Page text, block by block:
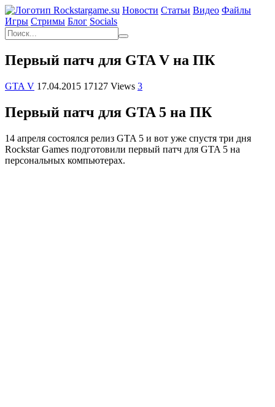
Новости Статьи Видео Файлы
Игры Cтримы Блог Socials
Первый патч для GTA V на ПК
GTA V 17.04.2015 17127 Views 3
Первый патч для GTA 5 на ПК
14 апреля состоялся релиз GTA 5 и вот уже спустя три дня
Rockstar Games подготовили первый патч для GTA 5 на
персональных компьютерах.